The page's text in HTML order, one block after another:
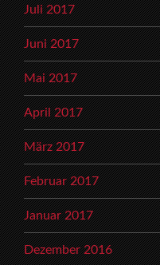
Juli 2017
Juni 2017
Mai 2017
April 2017
März 2017
Februar 2017
Januar 2017
Dezember 2016